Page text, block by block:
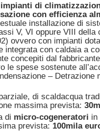
impianti di
con efficienza
installazione di
V, VI oppure VIII della
ovvero con impianti
integrata con caldaia a
concepiti dal
le spese sostenute
– Detrazione
di scaldacqua
massima prevista:
di micro-cogeneratori in
prevista: 100mila